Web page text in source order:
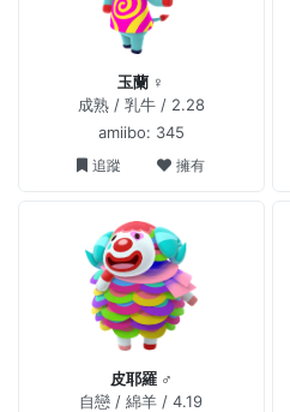
玉蘭 ♀
成熟 / 乳牛 / 2.28
amiibo: 345
追蹤 擁有
皮耶羅 ♂
自戀 / 綿羊 / 4.19